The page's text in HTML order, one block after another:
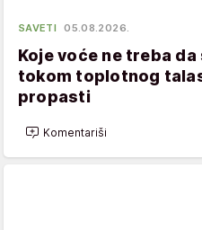
SAVETI 05.08.2026.
Koje voće ne treba
tokom toplotnog
propasti
Komentariši